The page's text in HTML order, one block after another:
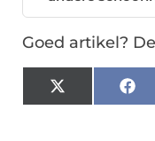
Goed artikel?
X
(Twitter)